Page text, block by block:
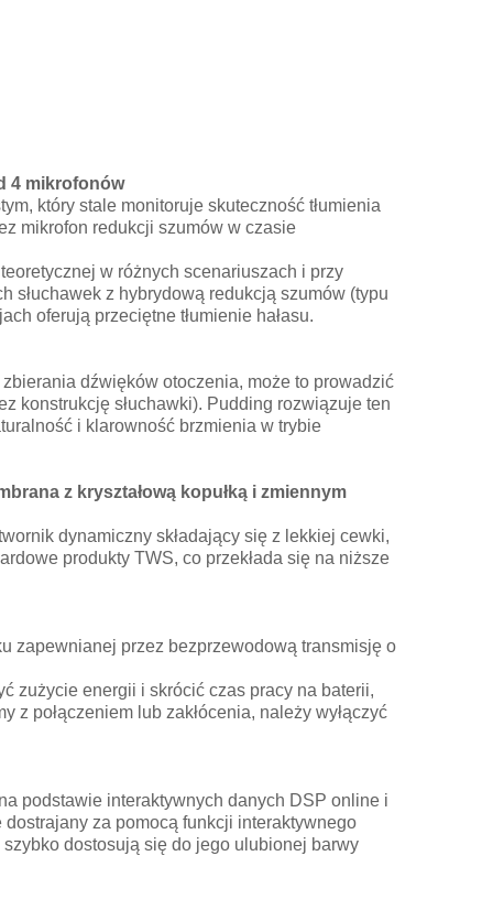
4 mikrofonów
który stale monitoruje skuteczność tłumienia
mikrofon redukcji szumów w czasie
w różnych scenariuszach i przy
słuchawek z hybrydową redukcją szumów (typu
oferują przeciętne tłumienie hałasu.
dźwięków otoczenia, może to prowadzić
konstrukcję słuchawki). Pudding rozwiązuje ten
i klarowność brzmienia w trybie
z kryształową kopułką i zmiennym
dynamiczny składający się z lekkiej cewki,
produkty TWS, co przekłada się na niższe
zapewnianej przez bezprzewodową transmisję o
zużycie energii i skrócić czas pracy na baterii,
z połączeniem lub zakłócenia, należy wyłączyć
podstawie interaktywnych danych DSP online i
za pomocą funkcji interaktywnego
dostosują się do jego ulubionej barwy